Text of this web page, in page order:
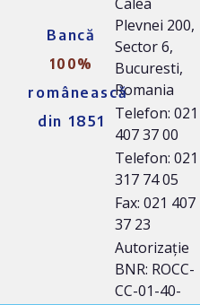
Bancă
100%
românească
din 1851
Plevnei 200,
Sector 6,
Bucuresti,
Romania
Telefon: 021
407 37 00
Telefon: 021
317 74 05
Fax: 021 407
37 23
Autorizație
BNR: ROCC-
CC-01-40-